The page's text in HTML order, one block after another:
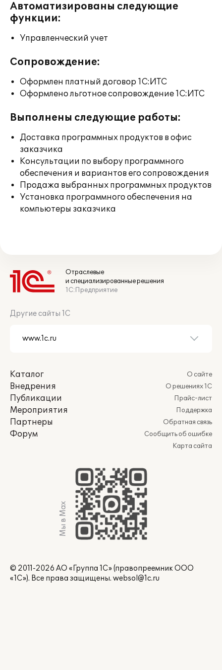
Автоматизированы следующие
функции:
Управленческий учет
Сопровождение:
Оформлен платный договор 1С:ИТС
Оформлено льготное сопровождение 1С:ИТС
Выполнены следующие работы:
Доставка программных продуктов в офис
заказчика
Консультации по выбору программного
обеспечения и вариантов его сопровождения
Продажа выбранных программных продуктов
Установка программного обеспечения на
компьютеры заказчика
Отраслевые
и специализированные решения
1С:Предприятие
Другие сайты 1С
Каталог
Внедрения
Публикации
Мероприятия
Партнеры
Форум
О сайте
О решениях 1С
Прайс-лист
Поддержка
Обратная связь
Сообщить об ошибке
Карта сайта
Мы в Max
© 2011-2026 АО «Группа 1С» (правопреемник ООО
«1С»). Все права защищены. websol@1c.ru